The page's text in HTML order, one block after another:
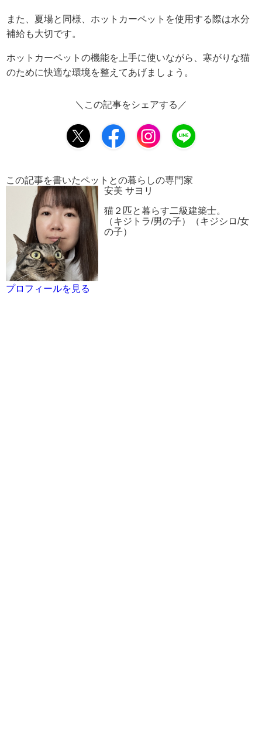
また、夏場と同様、ホットカーペットを使用する際は水分
補給も大切です。
ホットカーペットの機能を上手に使いながら、寒がりな猫
のために快適な環境を整えてあげましょう。
＼この記事をシェアする／
この記事を書いたペットとの暮らしの専門家
安美 サヨリ
猫２匹と暮らす二級建築士。
（キジトラ/男の子）（キジシロ/女
の子）
プロフィールを見る